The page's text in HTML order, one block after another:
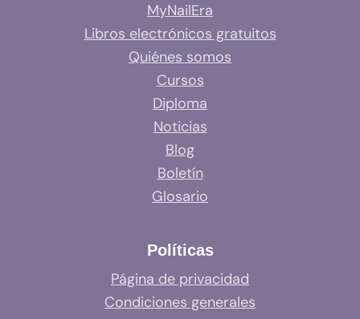
MyNailEra
Libros electrónicos gratuitos
Quiénes somos
Cursos
Diploma
Noticias
Blog
Boletín
Glosario
Políticas
Página de privacidad
Condiciones generales